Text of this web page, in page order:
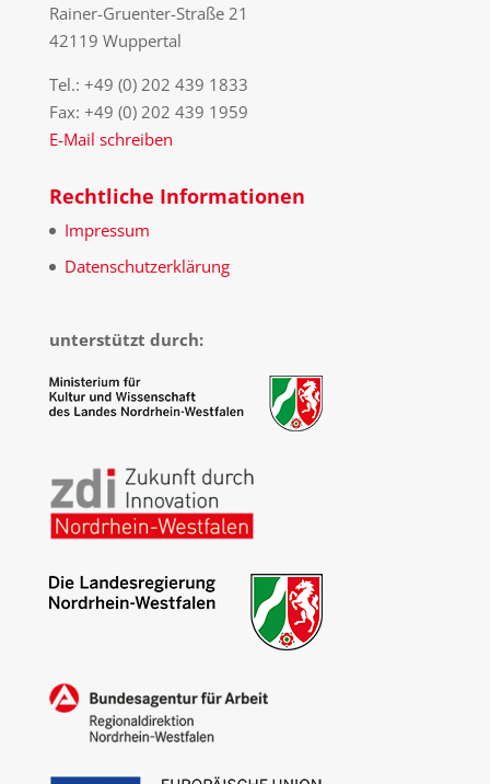
Rainer-Gruenter-Straße 21
42119 Wuppertal
Tel.: +49 (0) 202 439 1833
Fax: +49 (0) 202 439 1959
E-Mail schreiben
Rechtliche Informationen
Impressum
Datenschutzerklärung
unterstützt durch: